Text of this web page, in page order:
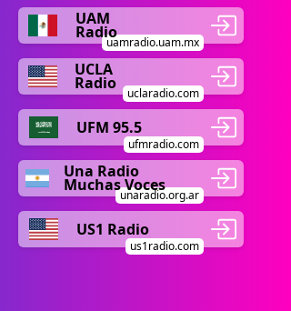
UAM
Radio
uamradio.uam.mx
UCLA
Radio
uclaradio.com
UFM 95.5
ufmradio.com
Una Radio
Muchas Voces
unaradio.org.ar
US1 Radio
us1radio.com